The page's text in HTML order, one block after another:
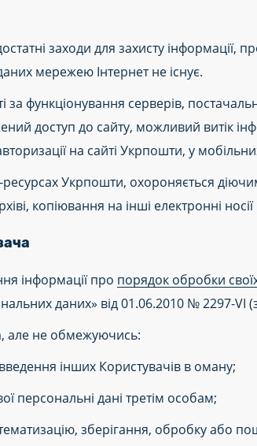
заходи для захисту
мережею Інтернет не існує.
за функціонування серверів,
доступ до сайту, можливий витік
на сайті Укрпошти, у
Укрпошти, охороняється
копіювання на інші електронні
інформації про порядок обробки
даних» від 01.06.2010 № 2297-VI
але не обмежуючись:
інших Користувачів в оману;
персональні дані третім особам;
зберігання, обробку або